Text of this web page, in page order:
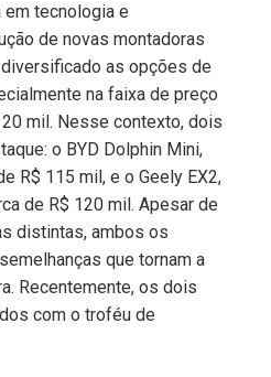
em tecnologia e
de novas montadoras
as opções de
na faixa de preço
mil. Nesse contexto, dois
o BYD Dolphin Mini,
R$ 115 mil, e o Geely EX2,
de R$ 120 mil. Apesar de
distintas, ambos os
que tornam a
Recentemente, os dois
com o troféu de